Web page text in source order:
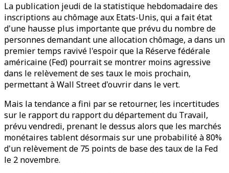
La publication jeudi de la statistique hebdomadaire des
inscriptions au chômage aux Etats-Unis, qui a fait état
d'une hausse plus importante que prévu du nombre de
personnes demandant une allocation chômage, a dans un
premier temps ravivé l'espoir que la Réserve fédérale
américaine (Fed) pourrait se montrer moins agressive
dans le relèvement de ses taux le mois prochain,
permettant à Wall Street d'ouvrir dans le vert.
Mais la tendance a fini par se retourner, les incertitudes
sur le rapport du rapport du département du Travail,
prévu vendredi, prenant le dessus alors que les marchés
monétaires tablent désormais sur une probabilité à 80%
d'un relèvement de 75 points de base des taux de la Fed
le 2 novembre.